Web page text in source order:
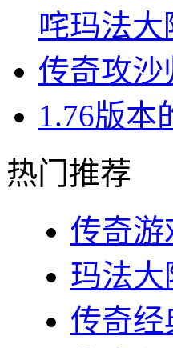
咤玛法大
传奇攻沙
1.76版本
热门推荐
传奇游
玛法大
传奇经